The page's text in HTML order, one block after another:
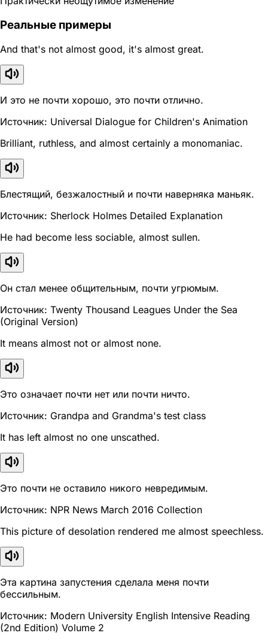
Реальные примеры
And that's not almost good, it's almost great.
И это не почти хорошо, это почти отлично.
Источник: Universal Dialogue for Children's Animation
Brilliant, ruthless, and almost certainly a monomaniac.
Блестящий, безжалостный и почти наверняка маньяк.
Источник: Sherlock Holmes Detailed Explanation
He had become less sociable, almost sullen.
Он стал менее общительным, почти угрюмым.
Источник: Twenty Thousand Leagues Under the Sea
(Original Version)
It means almost not or almost none.
Это означает почти нет или почти ничто.
Источник: Grandpa and Grandma's test class
It has left almost no one unscathed.
Это почти не оставило никого невредимым.
Источник: NPR News March 2016 Collection
This picture of desolation rendered me almost speechless.
Эта картина запустения сделала меня почти
бессильным.
Источник: Modern University English Intensive Reading
(2nd Edition) Volume 2